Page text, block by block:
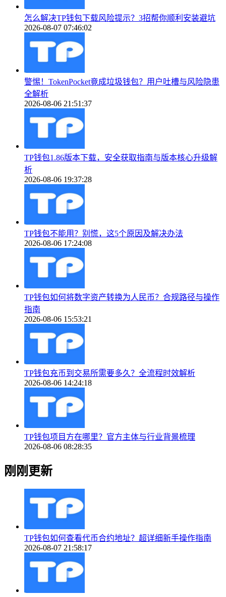
怎么解决TP钱包下载风险提示？3招帮你顺利安装避坑
2026-08-07 07:46:02
警惕！TokenPocket竟成垃圾钱包？用户吐槽与风险隐患
全解析
2026-08-06 21:51:37
TP钱包1.86版本下载，安全获取指南与版本核心升级解
析
2026-08-06 19:37:28
TP钱包不能用？别慌，这5个原因及解决办法
2026-08-06 17:24:08
TP钱包如何将数字资产转换为人民币？合规路径与操作
指南
2026-08-06 15:53:21
TP钱包充币到交易所需要多久？全流程时效解析
2026-08-06 14:24:18
TP钱包项目方在哪里？官方主体与行业背景梳理
2026-08-06 08:28:35
刚刚更新
TP钱包如何查看代币合约地址？超详细新手操作指南
2026-08-07 21:58:17